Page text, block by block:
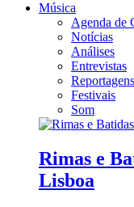
Música
Agenda de
Notícias
Análises
Entrevistas
Reportagens
Festivais
Som
Rimas e
Lisboa